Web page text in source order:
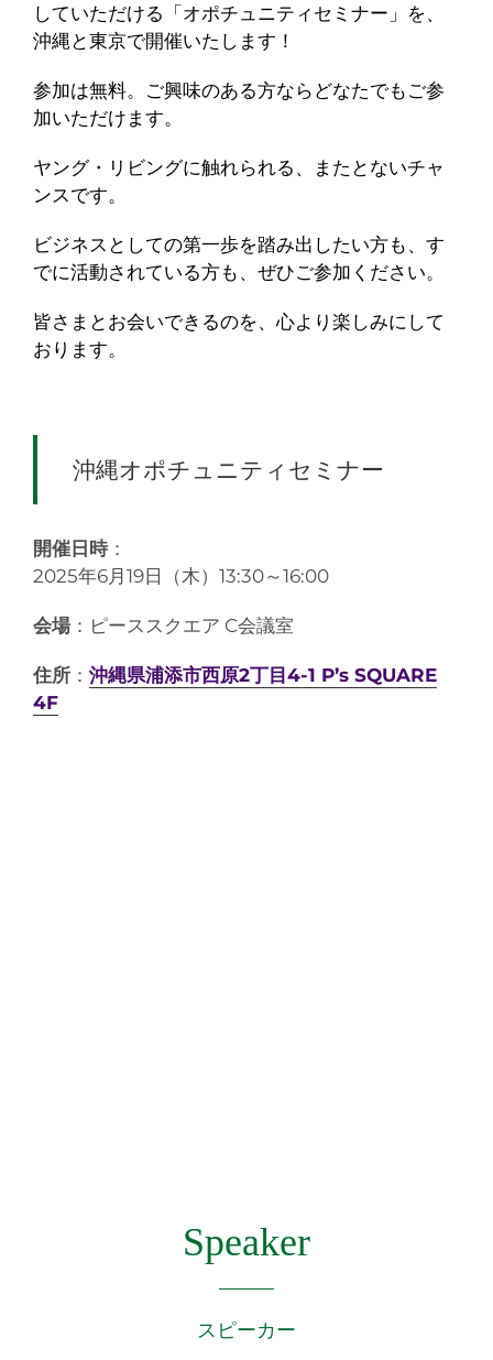
していただける「オポチュニティセミナー」を、
沖縄と東京で開催いたします！
参加は無料。ご興味のある方ならどなたでもご参
加いただけます。
ヤング・リビングに触れられる、またとないチャ
ンスです。
ビジネスとしての第一歩を踏み出したい方も、す
でに活動されている方も、ぜひご参加ください。
皆さまとお会いできるのを、心より楽しみにして
おります。
沖縄オポチュニティセミナー
開催日時：
2025年6月19日（木）13:30～16:00
会場：ピーススクエア C会議室
住所： 沖縄県浦添市西原2丁目4-1 P’s SQUARE
4F
Speaker
スピーカー